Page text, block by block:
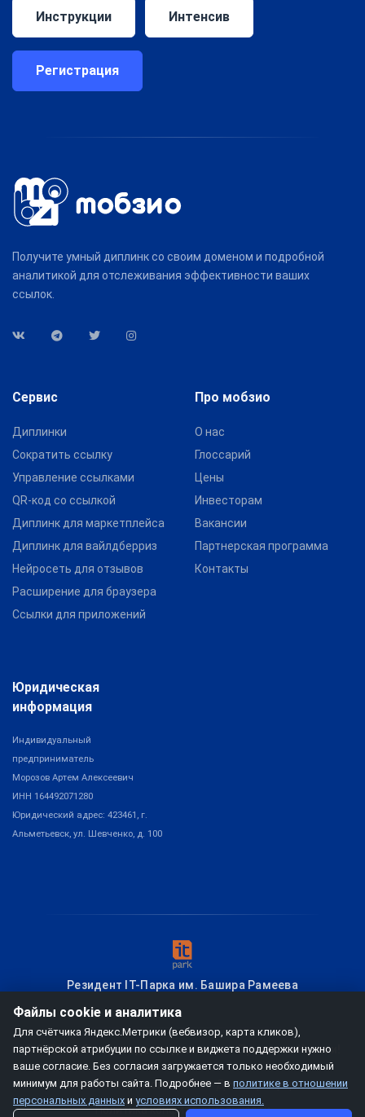
Инструкции Интенсив
Регистрация
Получите умный диплинк со своим доменом и подробной
аналитикой для отслеживания эффективности ваших
ссылок.
Сервис
Диплинки
Сократить ссылку
Управление ссылками
QR-код со ссылкой
Диплинк для маркетплейса
Диплинк для вайлдберриз
Нейросеть для отзывов
Расширение для браузера
Ссылки для приложений
Про мобзио
О нас
Глоссарий
Цены
Инвесторам
Вакансии
Партнерская программа
Контакты
Юридическая
информация
Индивидуальный
предприниматель
Морозов Артем Алексеевич
ИНН 164492071280
Юридический адрес: 423461, г.
Альметьевск, ул. Шевченко, д. 100
Резидент IT-Парка им. Башира Рамеева
© 2026мобзио, создание диплинка– Привет из Казани!
Условия использования
Договор-оферта
Политика конфиденциальности
Файлы cookie и аналитика
Для счётчика Яндекс.Метрики (вебвизор, карта кликов),
партнёрской атрибуции по ссылке и виджета поддержки нужно
ваше согласие. Без согласия загружается только необходимый
минимум для работы сайта. Подробнее — в политике в отношении
персональных данных и условиях использования.